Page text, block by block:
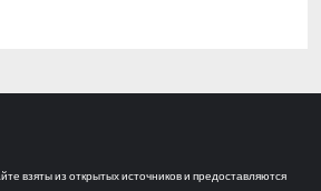
взяты из открытых источников и предоставляются